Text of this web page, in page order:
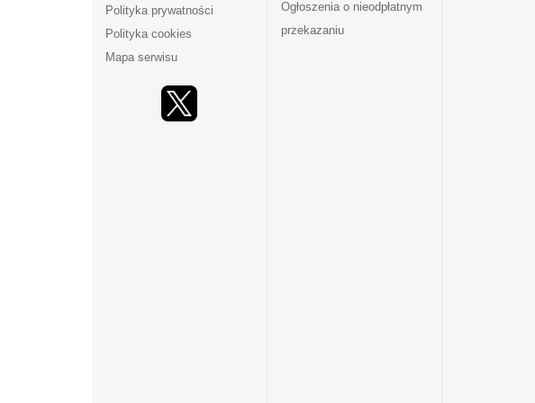
Polityka prywatności
Polityka cookies
Mapa serwisu
Ogłoszenia o nieodpłatnym
przekazaniu